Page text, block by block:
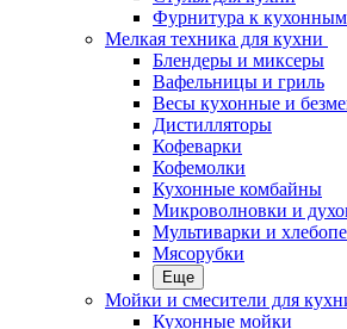
Фурнитура к
Мелкая техника для кухни
Блендеры и миксеры
Вафельницы и гриль
Весы кухонные и
Дистилляторы
Кофеварки
Кофемолки
Кухонные комбайны
Микроволновки и
Мультиварки и
Мясорубки
Еще
Мойки и смесители для
Кухонные мойки